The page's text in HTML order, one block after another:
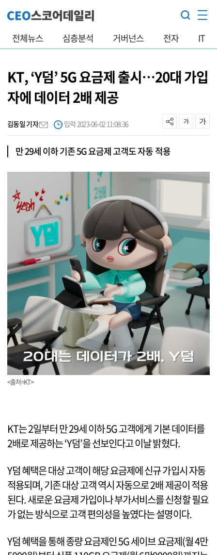
전체뉴스 심층분석 거버넌스 전자 IT
KT, ‘Y덤’ 5G 요금제 출시…20대 가입
자에 데이터 2배 제공
김동일 기자 입력 2023-06-02 11:08:36
만 29세 이하 기존 5G 요금제 고객도 자동 적용
<출처=KT>
KT는 2일부터 만 29세 이하 5G 고객에게 기본 데이터를
2배로 제공하는 ‘Y덤’을 선보인다고 이날 밝혔다.
Y덤 혜택은 대상 고객이 해당 요금제에 신규 가입시 자동
적용되며, 기존 대상 고객 역시 자동으로 2배 제공이 적용
된다. 새로운 요금제 가입이나 부가서비스를 신청할 필요
가 없는 방식으로 고객 편의성을 높였다는 설명이다.
Y덤 혜택을 통해 종량 요금제인 5G 세이브 요금제(월 4만